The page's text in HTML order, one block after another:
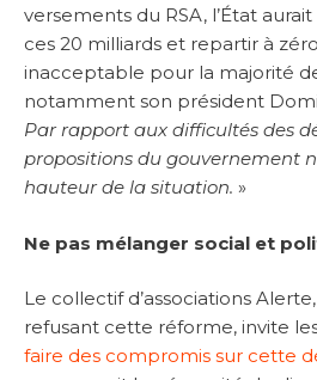
versements du RSA, l’État
ces 20 milliards et repartir à
inacceptable pour la majorité
notamment son président
Par rapport aux difficultés des
propositions du gouvernement
hauteur de la situation. »
Ne pas mélanger social et
Le collectif d’associations
refusant cette réforme, invite
faire des compromis sur cette